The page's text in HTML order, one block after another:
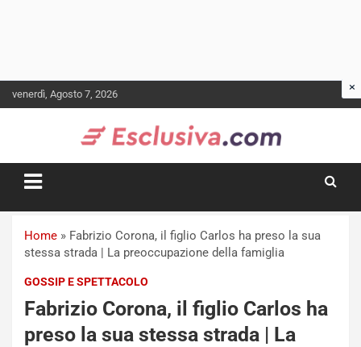
to
venerdì, Agosto 7, 2026
Home » Fabrizio Corona, il figlio Carlos ha preso la sua
stessa strada | La preoccupazione della famiglia
GOSSIP E SPETTACOLO
Fabrizio Corona, il figlio Carlos ha
preso la sua stessa strada | La